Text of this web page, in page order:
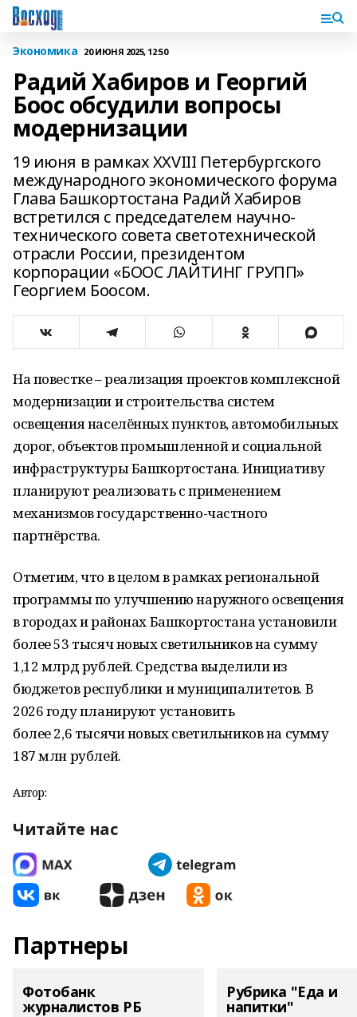
Экономика 20 ИЮНЯ 2025, 12:50
Радий Хабиров и Георгий
Боос обсудили вопросы
модернизации
19 июня в рамках XXVIII Петербургского
международного экономического форума
Глава Башкортостана Радий Хабиров
встретился с председателем научно-
технического совета светотехнической
отрасли России, президентом
корпорации «БООС ЛАЙТИНГ ГРУПП»
Георгием Боосом.
На повестке – реализация проектов комплексной
модернизации и строительства систем
освещения населённых пунктов, автомобильных
дорог, объектов промышленной и социальной
инфраструктуры Башкортостана. Инициативу
планируют реализовать с применением
механизмов государственно-частного
партнёрства.
Отметим, что в целом в рамках региональной
программы по улучшению наружного освещения
в городах и районах Башкортостана установили
более 53 тысяч новых светильников на сумму
1,12 млрд рублей. Средства выделили из
бюджетов республики и муниципалитетов. В
2026 году планируют установить
более 2,6 тысячи новых светильников на сумму
187 млн рублей.
Автор:
Читайте нас
Партнеры
Фотобанк
журналистов РБ
Рубрика "Еда и
напитки"